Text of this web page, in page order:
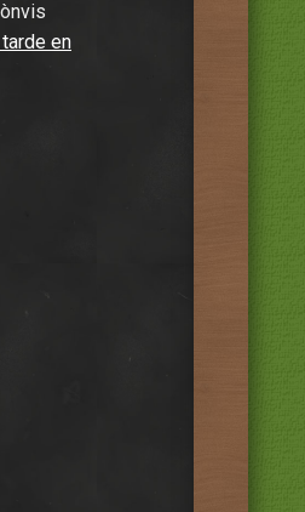
en